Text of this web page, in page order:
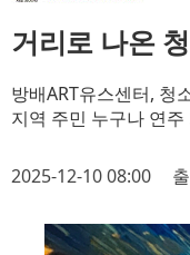
거리로 나온
방배ART유스센터, 청
지역 주민 누구나 연
2025-12-10 08:00